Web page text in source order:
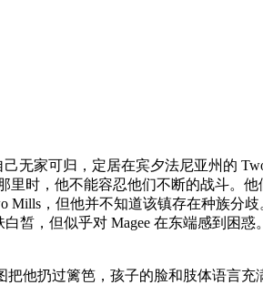
己无家可归，定居在宾夕法尼亚州的
时，他不能容忍他们不断的战斗。
，但他并不知道该镇存在种族分
皙，但似乎对 Magee 在东端感到困
他扔过篱笆，孩子的脸和肢体语言充